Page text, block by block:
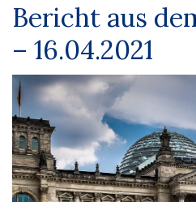
Bericht aus
– 16.04.2021